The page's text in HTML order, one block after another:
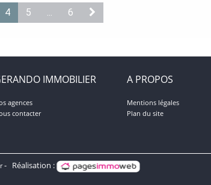
4 5 ... 6
IMMOBILIER
agences
contacter
A PROPOS
Mentions légales
Plan du site
Réalisation :